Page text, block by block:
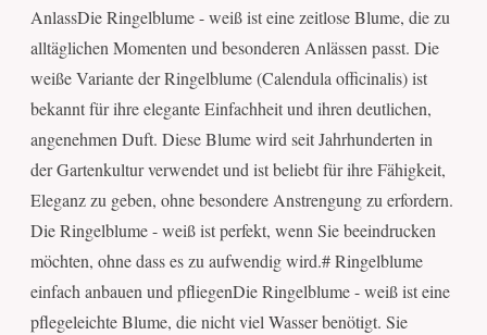
AnlassDie Ringelblume - weiß ist eine zeitlose Blume, die zu
alltäglichen Momenten und besonderen Anlässen passt. Die
weiße Variante der Ringelblume (Calendula officinalis) ist
bekannt für ihre elegante Einfachheit und ihren deutlichen,
angenehmen Duft. Diese Blume wird seit Jahrhunderten in
der Gartenkultur verwendet und ist beliebt für ihre Fähigkeit,
Eleganz zu geben, ohne besondere Anstrengung zu erfordern.
Die Ringelblume - weiß ist perfekt, wenn Sie beeindrucken
möchten, ohne dass es zu aufwendig wird.# Ringelblume
einfach anbauen und pfliegenDie Ringelblume - weiß ist eine
pflegeleichte Blume, die nicht viel Wasser benötigt. Sie